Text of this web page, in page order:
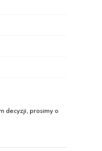
decyzji, prosimy o